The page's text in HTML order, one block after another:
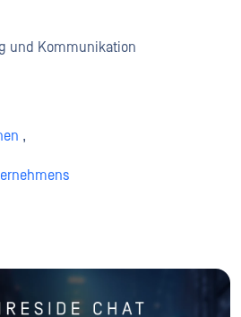
und Kommunikation
,